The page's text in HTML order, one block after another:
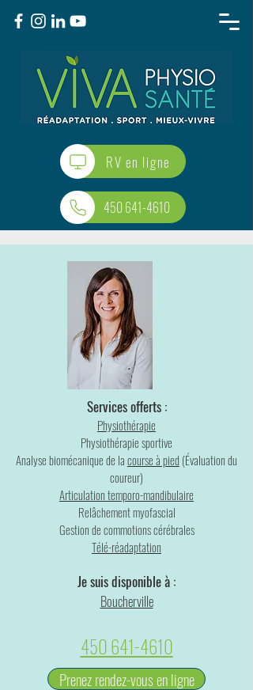
RV en ligne
450 641-4610
Services offerts :
Physiothérapie
Physiothérapie sportive
Analyse biomécanique de lacourse à pied (Évaluation du
coureur)
Articulation temporo-mandibulaire
Relâchement myofascial
Gestion de commotions cérébrales
Télé-réadaptation
Je suis disponible à :
Boucherville
450 641-4610
Prenez rendez-vous en ligne